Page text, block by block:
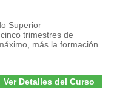
Superior
trimestres de
más la formación
Ver Detalles del Curso